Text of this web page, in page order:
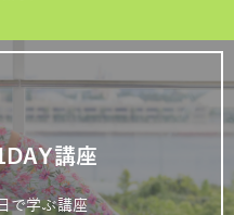
講座
で学ぶ講座